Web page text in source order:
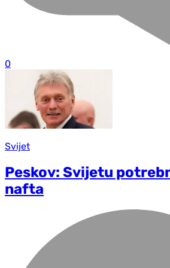
0
Svijet
Peskov: Svijetu
nafta